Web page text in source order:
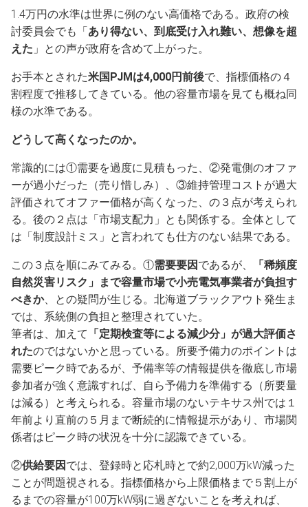
1.4万円の水準は世界に例のない高価格である。政府の検
討委員会でも「あり得ない、到底受け入れ難い、想像を超
えた 」との声が政府を含めて上がった。
お手本とされた米国PJMは4,000円前後で、指標価格の４
割程度で推移してきている。他の容量市場を見ても概ね同
様の水準である。
どうして高くなったのか。
常識的には①需要を過度に見積もった、②発電側のオファ
ーが過小だった（売り惜しみ）、③維持管理コストが過大
評価されてオファー価格が高くなった、の３点が考えられ
る。後の２点は「市場支配力」とも関係する。全体として
は「制度設計ミス」と言われても仕方のない結果である。
この３点を順にみてみる。①需要要因 であるが、
「稀頻度
自然災害リスク」まで容量市場で小売電気事業者が負担す
べきか、との疑問が生じる。北海道ブラックアウト発生ま
では、系統側の負担と整理されていた。
筆者は、加えて 「定期検査等による減少分」が過大評価さ
れたのではないかと思っている。所要予備力のポイントは
需要ピーク時であるが、予備率等の情報提供を徹底し市場
参加者が強く意識すれば、自ら予備力を準備する（所要量
は減る）と考えられる。容量市場のないテキサス州では１
年前より直前の５月まで断続的に情報提示があり、市場関
係者はピーク時の状況を十分に認識できている。
②供給要因 では、登録時と応札時とで約2,000万kW減った
ことが問題視される。指標価格から上限価格まで５割上が
るまでの容量が100万kW弱に過ぎないことを考えれば、